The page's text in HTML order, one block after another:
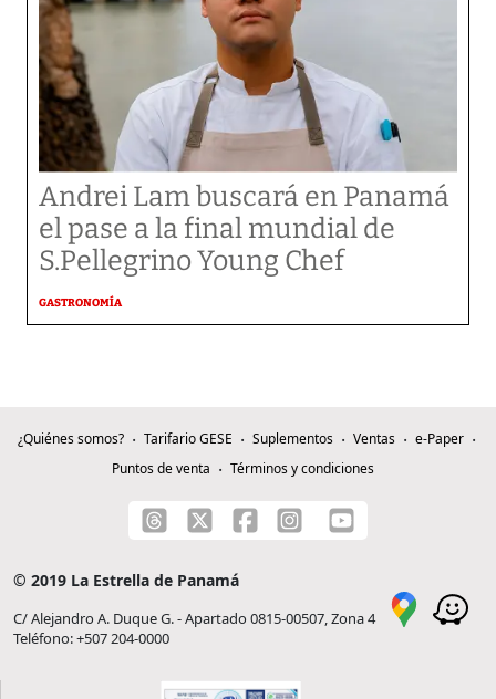
Andrei Lam buscará en Panamá
el pase a la final mundial de
S.Pellegrino Young Chef
GASTRONOMÍA
¿Quiénes somos? Tarifario GESE Suplementos Ventas
e-Paper
Puntos de venta
Términos y condiciones
© 2019 La Estrella de Panamá
C/ Alejandro A. Duque G. - Apartado 0815-00507, Zona 4
Teléfono: +507 204-0000